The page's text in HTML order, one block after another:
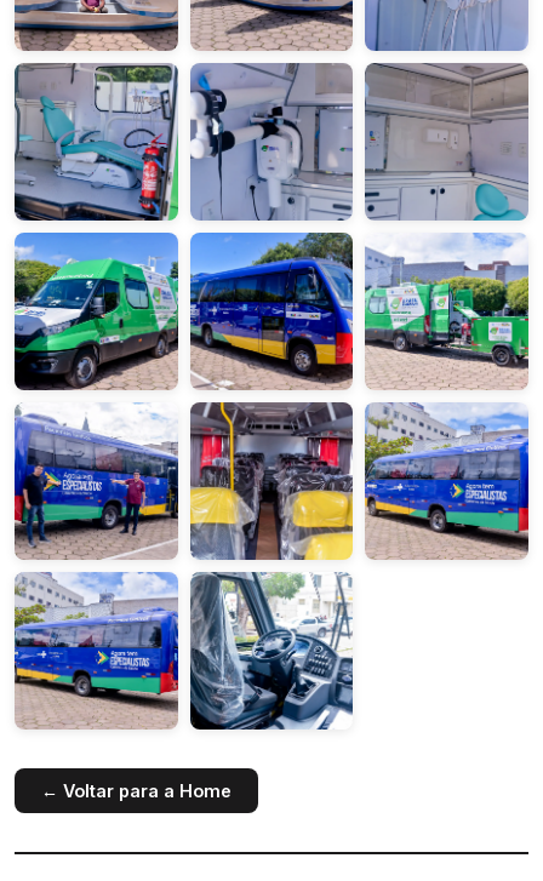
← Voltar para a Home